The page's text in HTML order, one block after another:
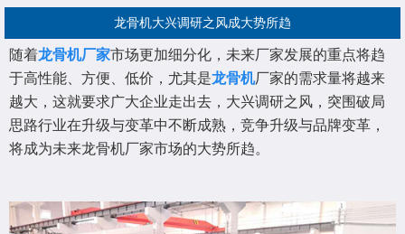
龙骨机大兴调研之风成大势所趋
随着龙骨机厂家市场更加细分化，未来厂家发展的重点将趋
于高性能、方便、低价，尤其是龙骨机厂家的需求量将越来
越大，这就要求广大企业走出去，大兴调研之风，突围破局
思路行业在升级与变革中不断成熟，竞争升级与品牌变革，
将成为未来龙骨机厂家市场的大势所趋。